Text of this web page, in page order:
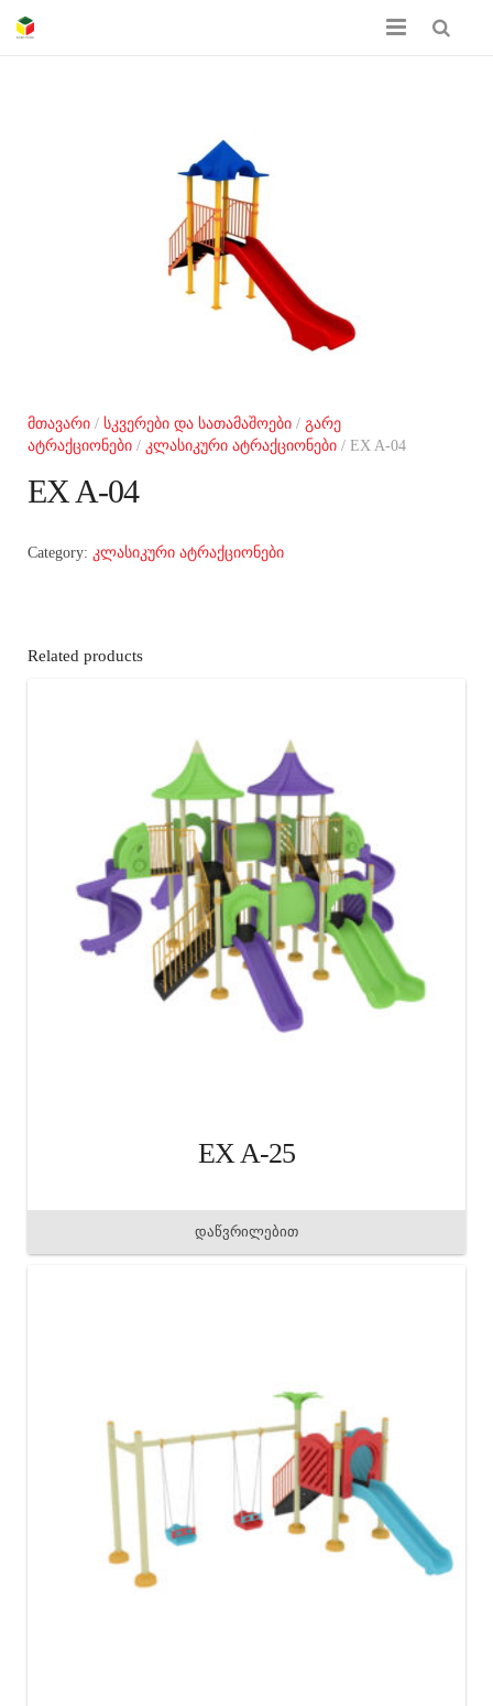
პროდუქციის კატალოგი
მთავარი / სკვერები და სათამაშოები / გარე
ატრაქციონები / კლასიკური ატრაქციონები / EX A-04
EX A-04
Category: კლასიკური ატრაქციონები
Related products
EX A-25
დაწვრილებით